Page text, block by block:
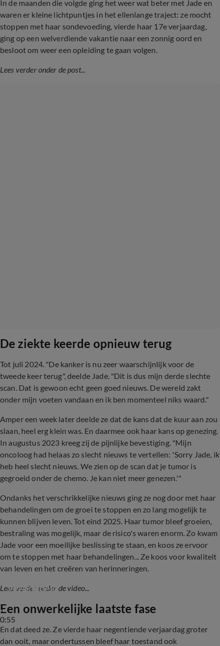
In de maanden die volgde ging het weer wat beter met Jade en
waren er kleine lichtpuntjes in het ellenlange traject: ze mocht
stoppen met haar sondevoeding, vierde haar 17e verjaardag,
ging op een welverdiende vakantie naar een zonnig oord en
besloot om weer een opleiding te gaan volgen.
Lees verder onder de post...
De ziekte keerde opnieuw terug
Tot juli 2024. "De kanker is nu zeer waarschijnlijk voor de
tweede keer terug", deelde Jade. "Dit is dus mijn derde slechte
scan. Dat is gewoon echt geen goed nieuws. De wereld zakt
onder mijn voeten vandaan en ik ben momenteel niks waard."
Amper een week later deelde ze dat de kans dat de kuur aan zou
slaan, heel erg klein was. En daarmee ook haar kans op genezing.
In augustus 2023 kreeg zij de pijnlijke bevestiging. "Mijn
oncoloog had helaas zo slecht nieuws te vertellen: 'Sorry Jade, ik
heb heel slecht nieuws. We zien op de scan dat je tumor is
gegroeid onder de chemo. Je kan niet meer genezen.'"
Ondanks het verschrikkelijke nieuws ging ze nog door met haar
behandelingen om de groei te stoppen en zo lang mogelijk te
kunnen blijven leven. Tot eind 2025. Haar tumor bleef groeien,
bestraling was mogelijk, maar de risico's waren enorm. Zo kwam
Jade voor een moeilijke beslissing te staan, en koos ze ervoor
om te stoppen met haar behandelingen... Ze koos voor kwaliteit
van leven en het creëren van herinneringen.
Lees verder onder de video...
0:55
Jade Kops over slechte uitslag rondom
gezondheid
Een onwerkelijke laatste fase
En dat deed ze. Ze vierde haar negentiende verjaardag groter
dan ooit, maar ondertussen bleef haar toestand ook